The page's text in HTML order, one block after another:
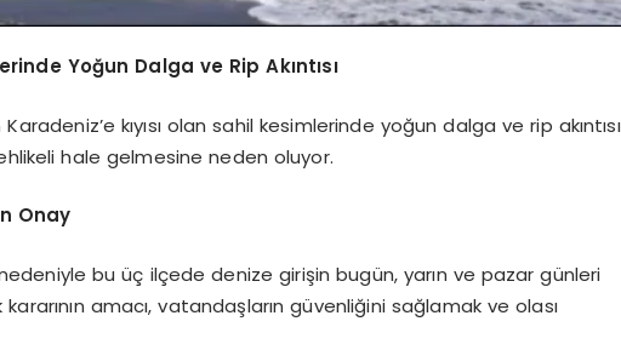
Yoğun Dalga ve Rip Akıntısı
kıyısı olan sahil kesimlerinde yoğun dalga ve rip akıntısı
hale gelmesine neden oluyor.
Onay
bu üç ilçede denize girişin bugün, yarın ve pazar günleri
amacı, vatandaşların güvenliğini sağlamak ve olası